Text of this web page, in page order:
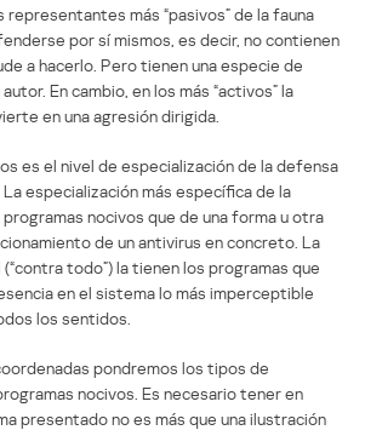
representantes más “pasivos” de la fauna
por sí mismos, es decir, no contienen
a hacerlo. Pero tienen una especie de
En cambio, en los más “activos” la
en una agresión dirigida.
es el nivel de especialización de la defensa
especialización más específica de la
nocivos que de una forma u otra
de un antivirus en concreto. La
todo”) la tienen los programas que
en el sistema lo más imperceptible
los sentidos.
pondremos los tipos de
nocivos. Es necesario tener en
presentado no es más que una ilustración